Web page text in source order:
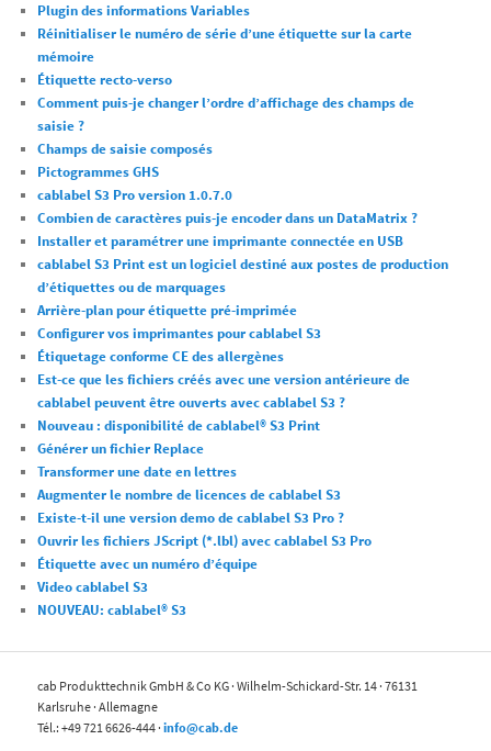
Plugin des informations Variables
Réinitialiser le numéro de série d’une étiquette sur la carte
mémoire
Étiquette recto-verso
Comment puis-je changer l’ordre d’affichage des champs de
saisie ?
Champs de saisie composés
Pictogrammes GHS
cablabel S3 Pro version 1.0.7.0
Combien de caractères puis-je encoder dans un DataMatrix ?
Installer et paramétrer une imprimante connectée en USB
cablabel S3 Print est un logiciel destiné aux postes de production
d’étiquettes ou de marquages
Arrière-plan pour étiquette pré-imprimée
Configurer vos imprimantes pour cablabel S3
Étiquetage conforme CE des allergènes
Est-ce que les fichiers créés avec une version antérieure de
cablabel peuvent être ouverts avec cablabel S3 ?
Nouveau : disponibilité de cablabel® S3 Print
Générer un fichier Replace
Transformer une date en lettres
Augmenter le nombre de licences de cablabel S3
Existe-t-il une version demo de cablabel S3 Pro ?
Ouvrir les fichiers JScript (*.lbl) avec cablabel S3 Pro
Étiquette avec un numéro d’équipe
Video cablabel S3
NOUVEAU: cablabel® S3
cab Produkttechnik GmbH & Co KG · Wilhelm-Schickard-Str. 14 · 76131
Karlsruhe · Allemagne
Tél.: +49 721 6626-444 ·info@cab.de